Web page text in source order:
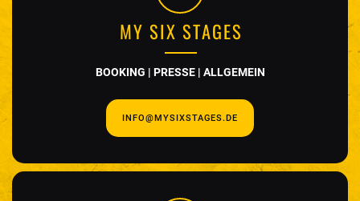
MY SIX STAGES
BOOKING | PRESSE | ALLGEMEIN
INFO@MYSIXSTAGES.DE